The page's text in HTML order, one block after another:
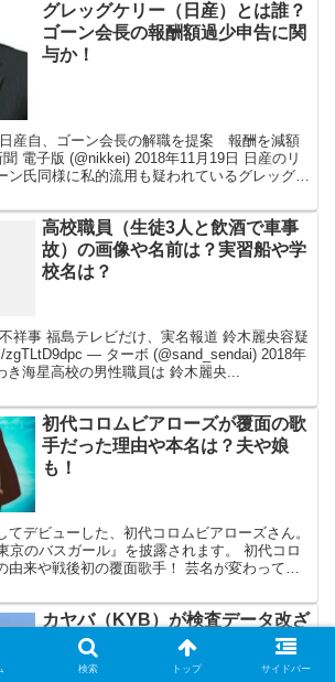
グレッグケリー（日産）とは誰？
ゴーン会長の報酬額過少申告に関
与か！
産自、ゴーン会長の解職を提案 報酬を減額
電子版 (@nikkei) 2018年11月19日 日産のリ
ン氏同様に私的流用も疑われているグレッグケ
高校職員（生徒3人と飲酒で車事
故）の画像や名前は？実習船や学
校名は？
祥事 福島テレビだけ、実名報道 鈴木麗央容疑
zgTLtD9dpc — ターボ (@sand_sendai) 2018年
き海星高校の男性職員は 鈴木麗央...
初代コロムビアローズが覆面の歌
手だった理由や本名は？夫や娘
も！
てデビューした、初代コロムビアローズさん。
京のバスガール』を披露されます。 初代コロ
由来や戦後初の覆面歌手！ 芸名が変わってい
カヤバ（KYB）が検査データ改ざ
んをした建物や件数は？会社の概
要は？
検索 トップ サイドバー